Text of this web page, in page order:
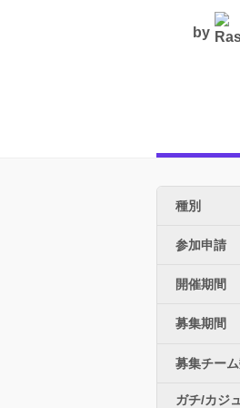
by
種別
参加申請
開催期間
募集期間
募集チー
ガチ/カジ